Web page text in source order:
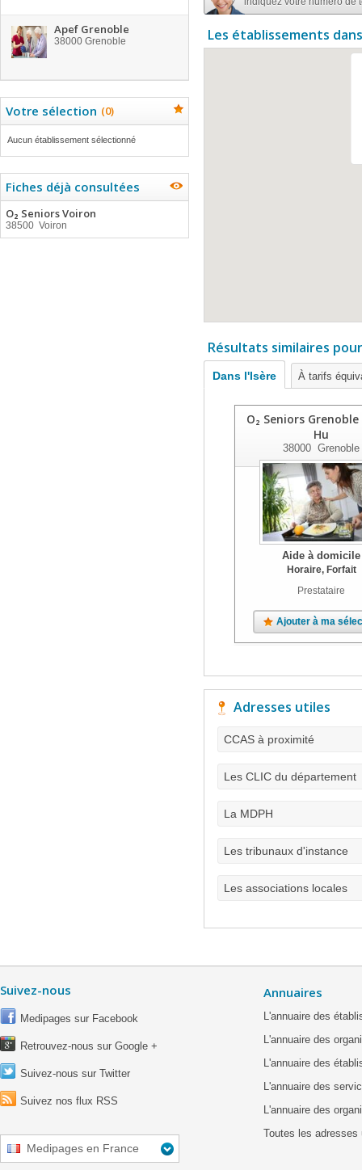
Apef Grenoble
38000 Grenoble
Votre sélection (0)
Aucun établissement sélectionné
Fiches déjà consultées
O₂ Seniors Voiron
38500 Voiron
Les établissements
Résultats similaires
Dans l'Isère À tarifs
O₂ Seniors
Hu
38000 Grenoble
Aide à domicile
Horaire, Forfait
Prestataire
Ajouter à ma
Adresses utiles
CCAS à proximité
Les CLIC du département
La MDPH
Les tribunaux d'instance
Les associations locales
Suivez-nous
Medipages sur Facebook
Retrouvez-nous sur Google +
Suivez-nous sur Twitter
Suivez nos flux RSS
Medipages en France
Annuaires
L'annuaire des
L'annuaire des
L'annuaire des
L'annuaire des
L'annuaire des
Toutes les adresses